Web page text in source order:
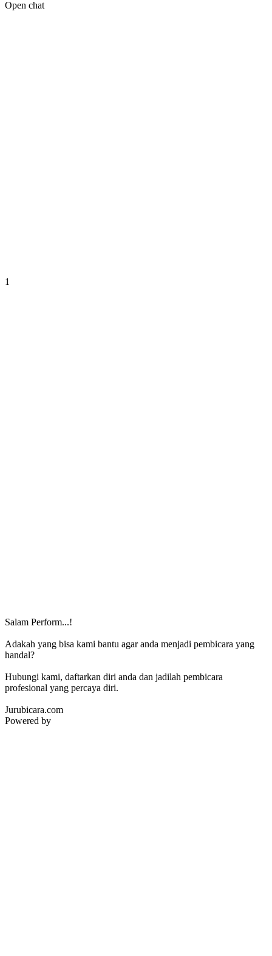
Open chat
1
Salam Perform...!
Adakah yang bisa kami bantu agar anda menjadi pembicara yang
handal?
Hubungi kami, daftarkan diri anda dan jadilah pembicara
profesional yang percaya diri.
Jurubicara.com
Powered by